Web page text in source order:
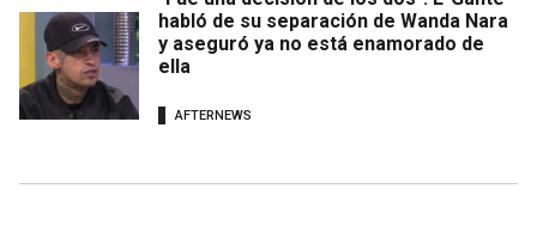
habló de su separación de Wanda Nara
y aseguró ya no está enamorado de
ella
AFTERNEWS